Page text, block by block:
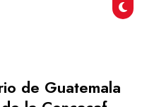
de Guatemala